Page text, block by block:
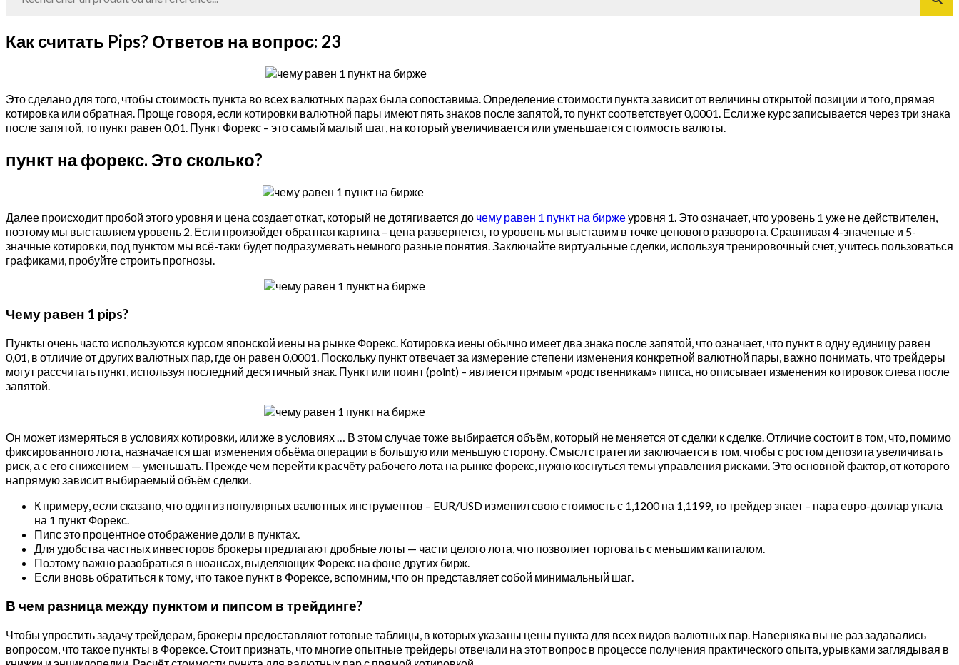
Как считать Pips? Ответов на вопрос: 23
Это сделано для того, чтобы стоимость пункта во всех валютных парах была сопоставима. Определение стоимости пункта зависит от величины открытой позиции и того, прямая
котировка или обратная. Проще говоря, если котировки валютной пары имеют пять знаков после запятой, то пункт соответствует 0,0001. Если же курс записывается через три знака
после запятой, то пункт равен 0,01. Пункт Форекс – это самый малый шаг, на который увеличивается или уменьшается стоимость валюты.
пункт на форекс. Это сколько?
Далее происходит пробой этого уровня и цена создает откат, который не дотягивается до чему равен 1 пункт на биржеуровня 1. Это означает, что уровень 1 уже не действителен,
поэтому мы выставляем уровень 2. Если произойдет обратная картина – цена развернется, то уровень мы выставим в точке ценового разворота. Сравнивая 4-значеные и 5-
значные котировки, под пунктом мы всё-таки будет подразумевать немного разные понятия. Заключайте виртуальные сделки, используя тренировочный счет, учитесь пользоваться
графиками, пробуйте строить прогнозы.
Чему равен 1 pips?
Пункты очень часто используются курсом японской иены на рынке Форекс. Котировка иены обычно имеет два знака после запятой, что означает, что пункт в одну единицу равен
0,01, в отличие от других валютных пар, где он равен 0,0001. Поскольку пункт отвечает за измерение степени изменения конкретной валютной пары, важно понимать, что трейдеры
могут рассчитать пункт, используя последний десятичный знак. Пункт или поинт (point) – является прямым «родственникам» пипса, но описывает изменения котировок слева после
запятой.
Он может измеряться в условиях котировки, или же в условиях … В этом случае тоже выбирается объём, который не меняется от сделки к сделке. Отличие состоит в том, что, помимо
фиксированного лота, назначается шаг изменения объёма операции в большую или меньшую сторону. Смысл стратегии заключается в том, чтобы с ростом депозита увеличивать
риск, а с его снижением — уменьшать. Прежде чем перейти к расчёту рабочего лота на рынке форекс, нужно коснуться темы управления рисками. Это основной фактор, от которого
напрямую зависит выбираемый объём сделки.
К примеру, если сказано, что один из популярных валютных инструментов – EUR/USD изменил свою стоимость с 1,1200 на 1,1199, то трейдер знает – пара евро-доллар упала
на 1 пункт Форекс.
Пипс это процентное отображение доли в пунктах.
Для удобства частных инвесторов брокеры предлагают дробные лоты — части целого лота, что позволяет торговать с меньшим капиталом.
Поэтому важно разобраться в нюансах, выделяющих Форекс на фоне других бирж.
Если вновь обратиться к тому, что такое пункт в Форексе, вспомним, что он представляет собой минимальный шаг.
В чем разница между пунктом и пипсом в трейдинге?
Чтобы упростить задачу трейдерам, брокеры предоставляют готовые таблицы, в которых указаны цены пункта для всех видов валютных пар. Наверняка вы не раз задавались
вопросом, что такое пункты в Форексе. Стоит признать, что многие опытные трейдеры отвечали на этот вопрос в процессе получения практического опыта, урывками заглядывая в